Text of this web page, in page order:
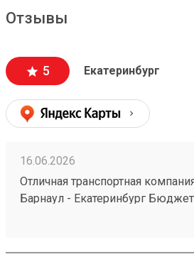
Отзывы
5 Екатеринбург
16.06.2026
Отличная транспортная
Барнаул - Екатеринбург
плохого и неприятного